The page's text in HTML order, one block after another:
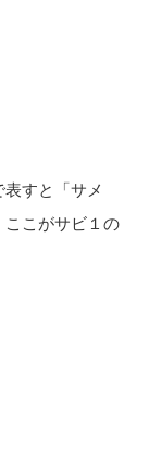
すと「サメ
こがサビ１の